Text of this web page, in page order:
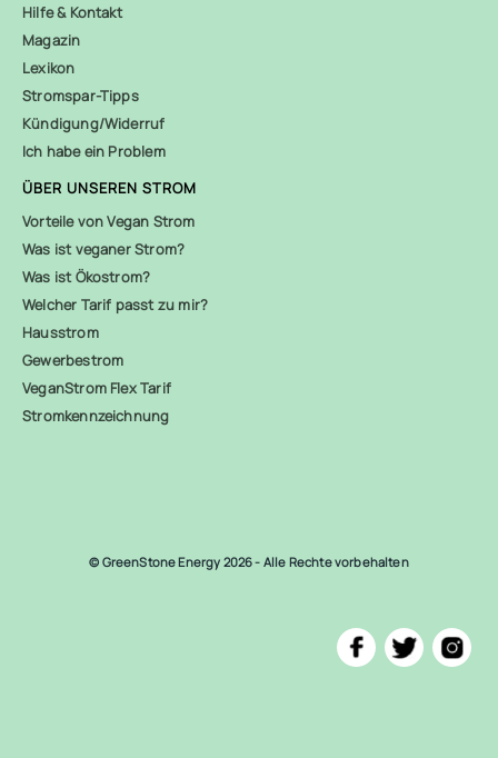
Hilfe & Kontakt
Magazin
Lexikon
Stromspar-Tipps
Kündigung/Widerruf
Ich habe ein Problem
ÜBER UNSEREN STROM
Vorteile von Vegan Strom
Was ist veganer Strom?
Was ist Ökostrom?
Welcher Tarif passt zu mir?
Hausstrom
Gewerbestrom
VeganStrom Flex Tarif
Stromkennzeichnung
© GreenStone Energy 2026 - Alle Rechte vorbehalten